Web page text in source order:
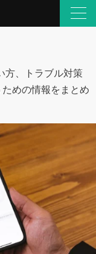
方、トラブル対策
めの情報をまとめ